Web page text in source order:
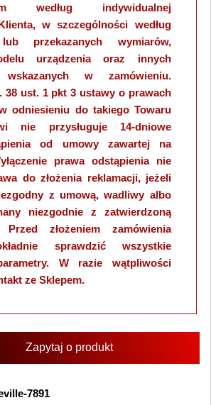
według indywidualnej
w szczególności według
przekazanych wymiarów,
urządzenia oraz innych
wskazanych w zamówieniu.
38 ust. 1 pkt 3 ustawy o prawach
odniesieniu do takiego Towaru
nie przysługuje 14-dniowe
od umowy zawartej na
prawa odstąpienia nie
do złożenia reklamacji, jeżeli
z umową, wadliwy albo
niezgodnie z zatwierdzoną
Przed złożeniem zamówienia
sprawdzić wszystkie
W razie wątpliwości
ze Sklepem.
Zapytaj o produkt
7891